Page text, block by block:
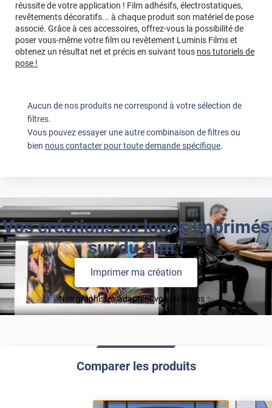
réussite de votre application ! Film adhésifs, électrostatiques,
revêtements décoratifs... à chaque produit son matériel de pose
associé. Grâce à ces accessoires, offrez-vous la possibilité de
poser vous-même votre film ou revêtement Luminis Films et
obtenez un résultat net et précis en suivant tous nos tutoriels de
pose !
Aucun de nos produits ne correspond à votre sélection de
filtres.
Vous pouvez essayer une autre combinaison de filtres ou
bien nous contacter pour toute demande spécifique.
Vos créations ou logos imprimés
sur du film !
Imprimer ma création
Nos graphistes adaptent vos créations ✨
Comparer les produits